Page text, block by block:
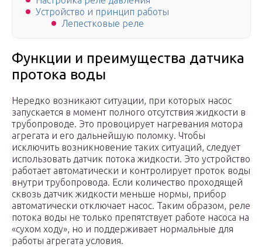
Устройство и принцип работы
Лепестковые реле
Функции и преимущества датчика
протока воды
Нередко возникают ситуации, при которых насос
запускается в момент полного отсутствия жидкости в
трубопроводе. Это провоцирует нагревания мотора
агрегата и его дальнейшую поломку. Чтобы
исключить возникновение таких ситуаций, следует
использовать датчик потока жидкости. Это устройство
работает автоматически и контролирует проток воды
внутри трубопровода. Если количество проходящей
сквозь датчик жидкости меньше нормы, прибор
автоматически отключает насос. Таким образом, реле
потока воды не только препятствует работе насоса на
«сухом ходу», но и поддерживает нормальные для
работы агрегата условия.